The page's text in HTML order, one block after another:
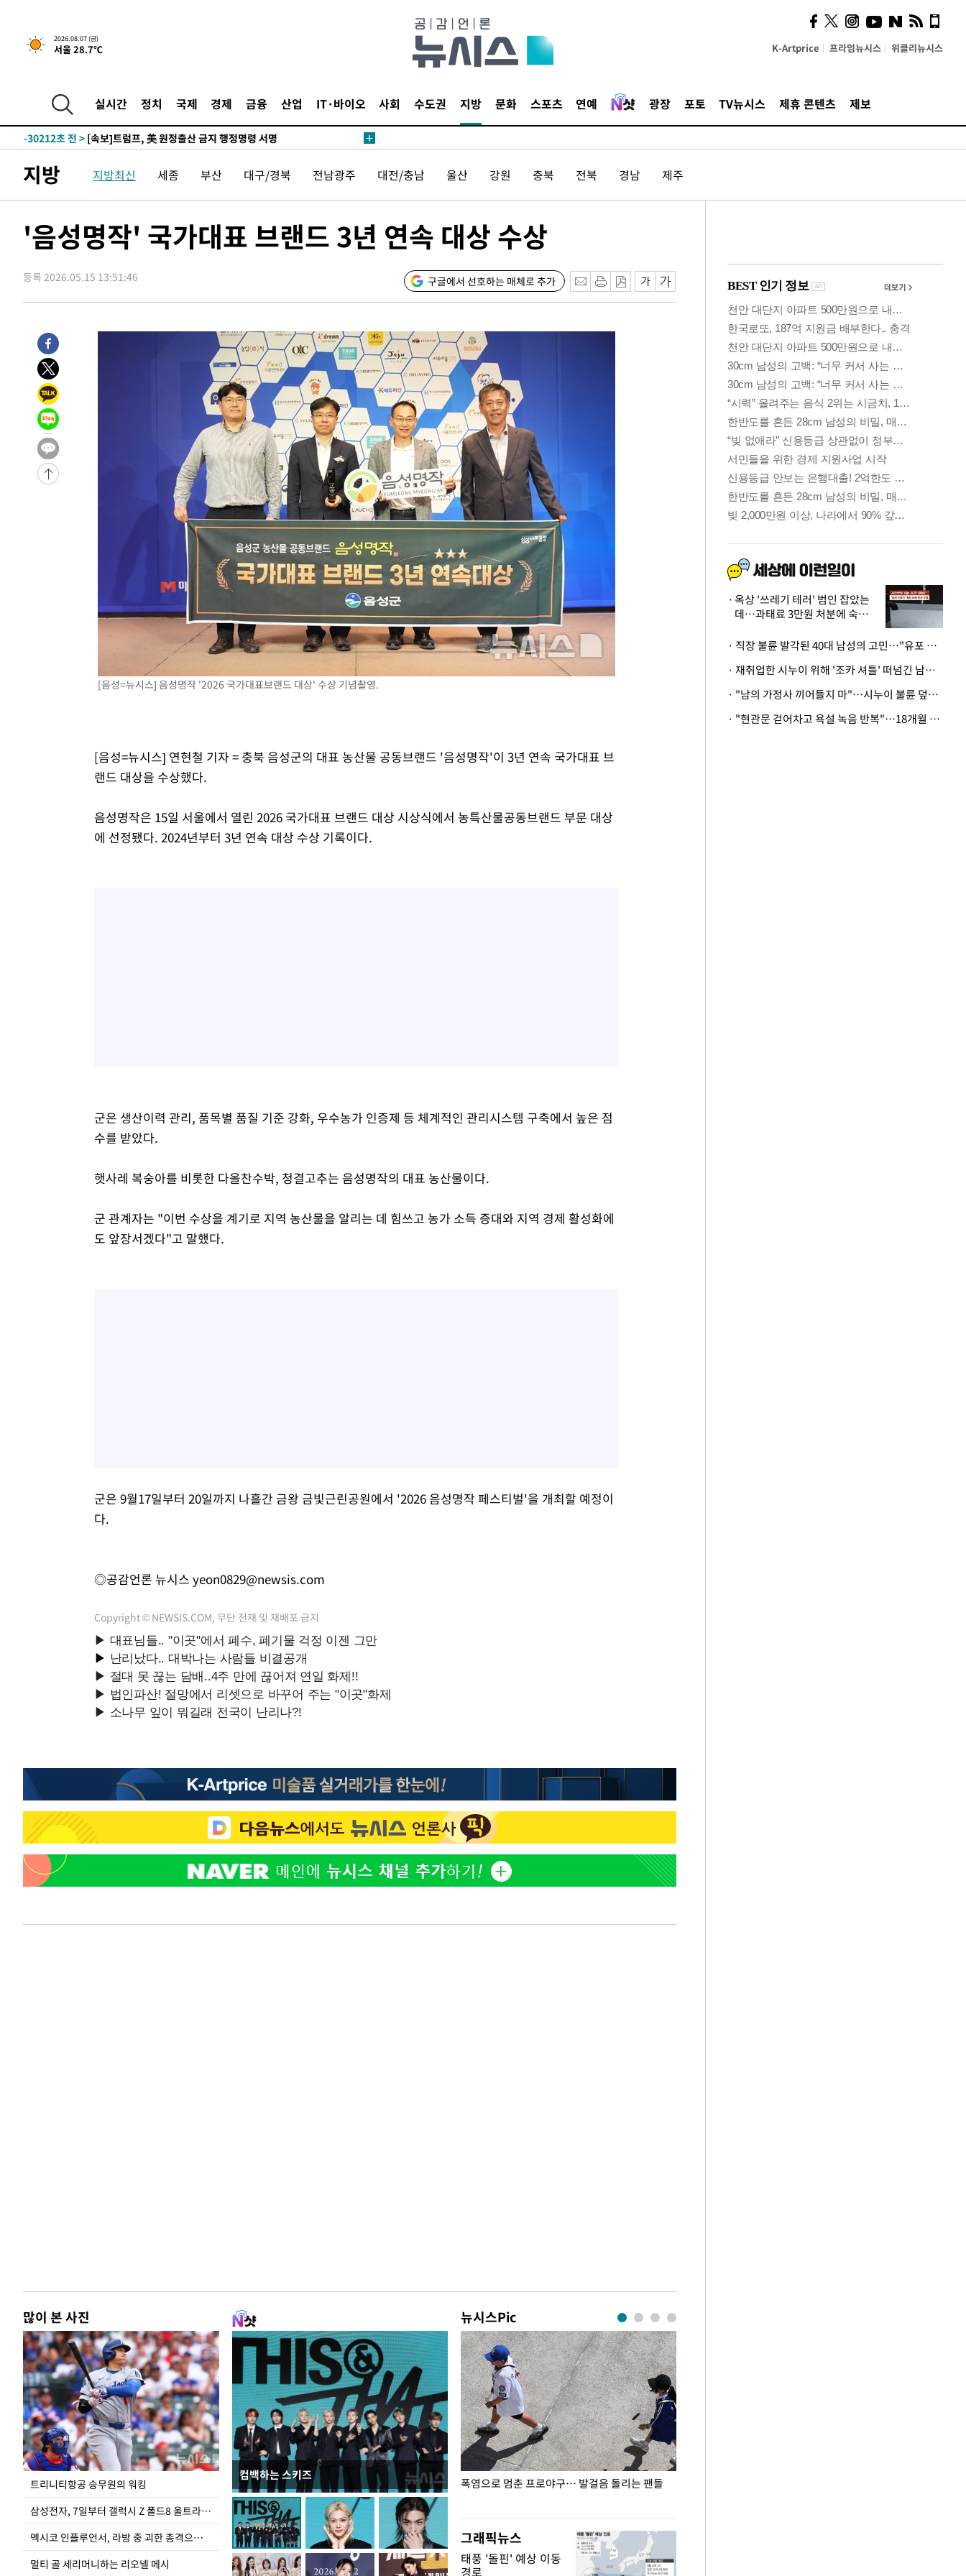
2026.08.07 (금)
서울 28.7℃ K-Artprice 프라임뉴시스 위클리뉴시스
실시간 정치 국제 경제 금융 산업 IT·바이오 사회 수도권 지방 문화 스포츠 연예 광장 포토 TV뉴시스 제휴 콘텐츠 제보
-32061초 전 >
[속보]美, 폴리실리콘 수입 규제…파생제품 15% 관세, 120일 후
-30212초 전 >
-27912초 전 > [속보] 뉴욕증시, 일제 하락 마감…나스닥 0.06%↓
발효
-30212초 전 > [속보]트럼프, 美 원정출산 금지 행정명령 서명
-27912초 전 >[속보] 뉴욕증시, 일제 하락 마감…나스닥 0.06%↓
지방 지방최신 세종 부산 대구/경북 전남광주 대전/충남 울산 강원 충북 전북 경남 제주
'음성명작' 국가대표 브랜드 3년 연속 대상 수상
등록 2026.05.15 13:51:46 구글에서 선호하는 매체로 추가
[음성=뉴시스] 음성명작 '2026 국가대표브랜드 대상' 수상 기념촬영.
[음성=뉴시스] 연현철 기자 = 충북 음성군의 대표 농산물 공동브랜드 '음성명작'이 3년 연속 국가대표 브
랜드 대상을 수상했다.
음성명작은 15일 서울에서 열린 2026 국가대표 브랜드 대상 시상식에서 농특산물공동브랜드 부문 대상
에 선정됐다. 2024년부터 3년 연속 대상 수상 기록이다.
군은 생산이력 관리, 품목별 품질 기준 강화, 우수농가 인증제 등 체계적인 관리시스템 구축에서 높은 점
수를 받았다.
햇사레 복숭아를 비롯한 다올찬수박, 청결고추는 음성명작의 대표 농산물이다.
군 관계자는 "이번 수상을 계기로 지역 농산물을 알리는 데 힘쓰고 농가 소득 증대와 지역 경제 활성화에
도 앞장서겠다"고 말했다.
군은 9월17일부터 20일까지 나흘간 금왕 금빛근린공원에서 '2026 음성명작 페스티벌'을 개최할 예정이
다.
◎공감언론 뉴시스 yeon0829@newsis.com
Copyright © NEWSIS.COM, 무단 전재 및 재배포 금지
많이 본 사진
트리니티항공 승무원의 워킹
삼성전자, 7일부터 갤럭시 Z 폴드8 울트라·폴드8·플립8 출시
멕시코 인플루언서, 라방 중 괴한 총격으로 사망
멀티 골 세리머니하는 리오넬 메시
컴백하는 스키즈
뉴시스Pic
입추 하루 앞둔 전남광주… 열화상 카메라에 담긴
폭염
폭염으로 멈춘 프로야구… 발걸음 돌리는 팬들
그래픽뉴스
태풍 '돌핀' 예상 이동
경로
의견, 국토부·LH에 충실히
전달할 것"
옥상 '쓰레기 테러' 범인 잡았는
데…과태료 3만원 처분에 숙박업
· 직장 불륜 발각된 40대 남성의 고민…"유포 동료 명예훼손·협박죄 고소 가능할까"
· 재취업한 시누이 위해 '조카 셔틀' 떠넘긴 남편…아내 "난 못한다"
· "남의 가정사 끼어들지 마"…시누이 불륜 덮으려는 남편에 억울한 아내
· "현관문 걷어차고 욕설 녹음 반복"…18개월 아기 키우는 집 뒤흔든 '앞집의 비극'